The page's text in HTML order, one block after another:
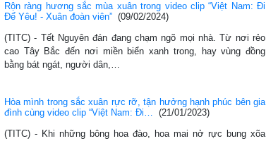
Rộn ràng hương sắc mùa xuân trong video clip “Việt Nam: Đi
Để Yêu! - Xuân đoàn viên” (09/02/2024)
(TITC) - Tết Nguyên đán đang chạm ngõ mọi nhà. Từ nơi rẻo
cao Tây Bắc đến nơi miền biển xanh trong, hay vùng đồng
bằng bát ngát, người dân,…
Hòa mình trong sắc xuân rực rỡ, tận hưởng hạnh phúc bên gia
đình cùng video clip “Việt Nam: Đi… (21/01/2023)
(TITC) - Khi những bông hoa đào, hoa mai nở rực bung xõa